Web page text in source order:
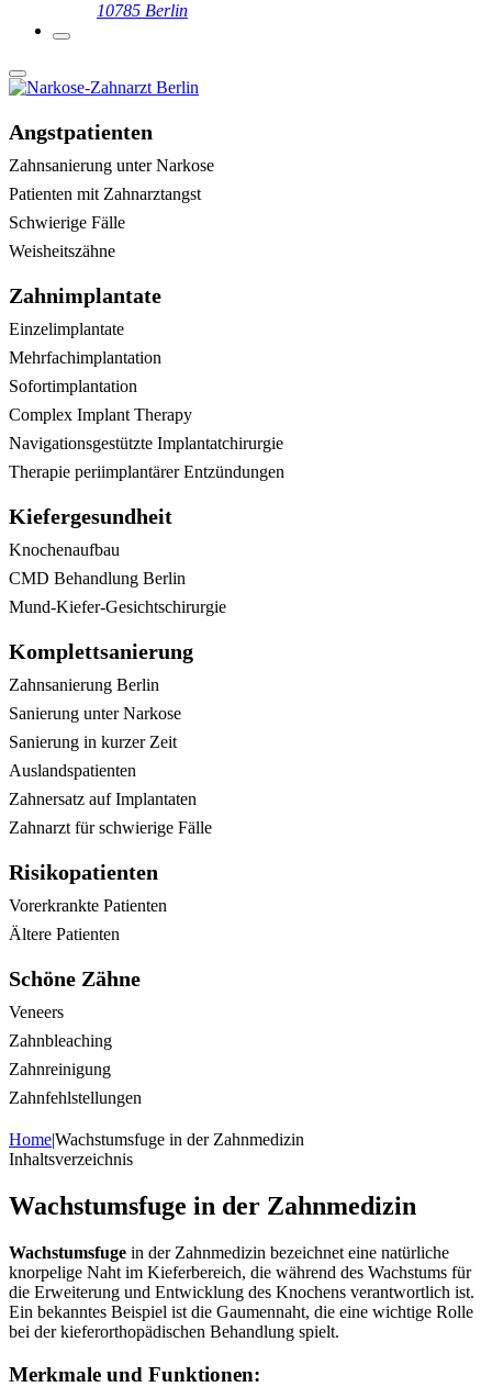
10785 Berlin
Angstpatienten
Zahnsanierung unter Narkose
Patienten mit Zahnarztangst
Schwierige Fälle
Weisheitszähne
Zahnimplantate
Einzelimplantate
Mehrfachimplantation
Sofortimplantation
Complex Implant Therapy
Navigationsgestützte Implantatchirurgie
Therapie periimplantärer Entzündungen
Kiefergesundheit
Knochenaufbau
CMD Behandlung Berlin
Mund-Kiefer-Gesichtschirurgie
Komplettsanierung
Zahnsanierung Berlin
Sanierung unter Narkose
Sanierung in kurzer Zeit
Auslandspatienten
Zahnersatz auf Implantaten
Zahnarzt für schwierige Fälle
Risikopatienten
Vorerkrankte Patienten
Ältere Patienten
Schöne Zähne
Veneers
Zahnbleaching
Zahnreinigung
Zahnfehlstellungen
Home|Wachstumsfuge in der Zahnmedizin
Inhaltsverzeichnis
Wachstumsfuge in der Zahnmedizin
Wachstumsfuge in der Zahnmedizin bezeichnet eine natürliche
knorpelige Naht im Kieferbereich, die während des Wachstums für
die Erweiterung und Entwicklung des Knochens verantwortlich ist.
Ein bekanntes Beispiel ist die Gaumennaht, die eine wichtige Rolle
bei der kieferorthopädischen Behandlung spielt.
Merkmale und Funktionen: